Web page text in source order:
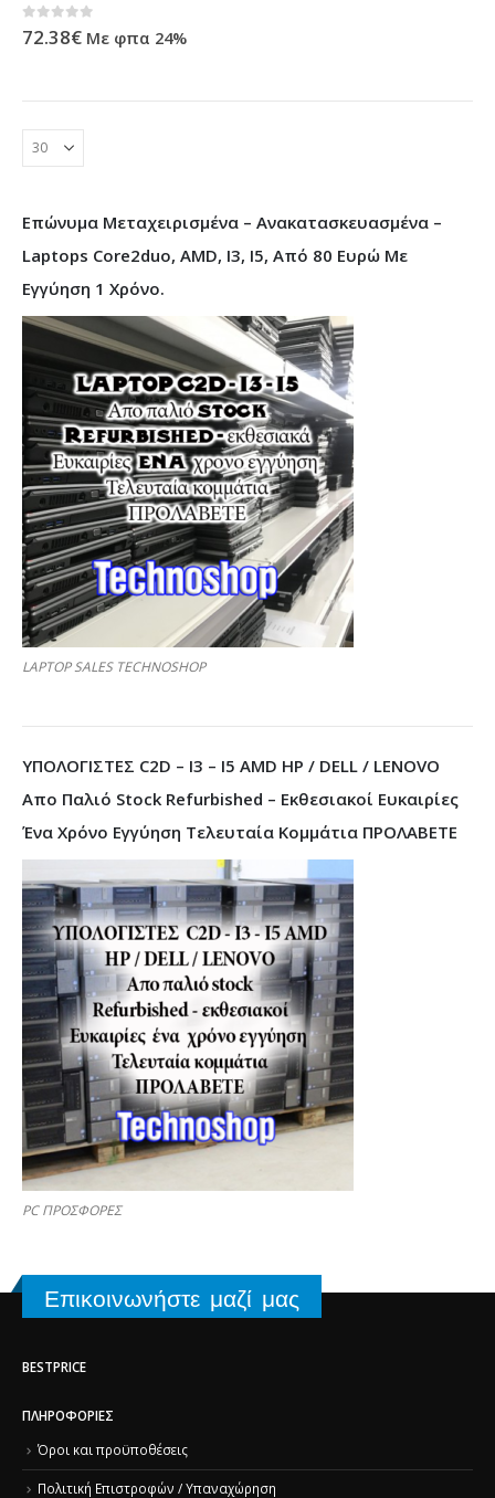
0out of 5
72.38€ Με φπα 24%
Επώνυμα Μεταχειρισμένα – Ανακατασκευασμένα –
Laptops Core2duo, AMD, I3, I5, Από 80 Ευρώ Με
Εγγύηση 1 Χρόνο.
LAPTOP SALES TECHNOSHOP
ΥΠΟΛΟΓΙΣΤΕΣ C2D – I3 – I5 AMD HP / DELL / LENOVO
Απο Παλιό Stock Refurbished – Εκθεσιακοί Ευκαιρίες
Ένα Χρόνο Εγγύηση Τελευταία Κομμάτια ΠΡΟΛΑΒΕΤΕ
PC ΠΡΟΣΦΟΡΕΣ
Επικοινωνήστε μαζί μας
BESTPRICE
ΠΛΗΡΟΦΟΡΊΕΣ
Όροι και προϋποθέσεις
Πολιτική Επιστροφών / Υπαναχώρηση